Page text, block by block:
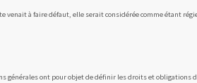
à faire défaut, elle serait considérée comme étant
ont pour objet de définir les droits et obligations